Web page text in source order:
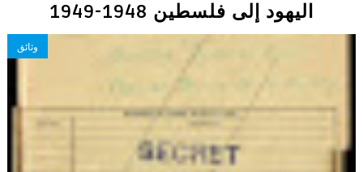
اليهود إلى فلسطين 1948-1949
وثائق